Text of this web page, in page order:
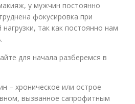
у мужчин постоянно
фокусировка при
так как постоянно нам
для начала разберемся в
– хроническое или острое
вызванное сапрофитным